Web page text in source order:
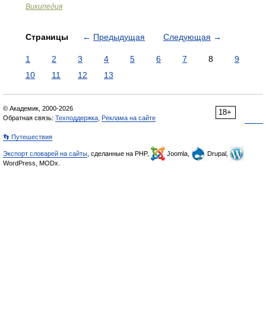
Википедия
Страницы ← Предыдущая Следующая →
1 2 3 4 5 6 7 8
9
10
11 12 13
18+
© Академик, 2000-2026
Обратная связь: Техподдержка Реклама на сайте
👣 Путешествия
Экспорт словарей на сайты , сделанные на PHP, Joomla,
Drupal,
WordPress, MODx.